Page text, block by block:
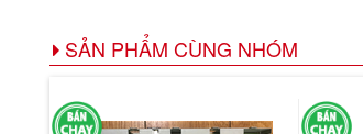
SẢN PHẨM CÙNG NHÓM